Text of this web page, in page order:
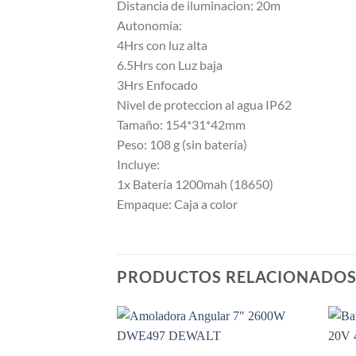
Distancia de iluminacion: 20m
Autonomia:
4Hrs con luz alta
6.5Hrs con Luz baja
3Hrs Enfocado
Nivel de proteccion al agua IP62
Tamaño: 154*31*42mm
Peso: 108 g (sin batería)
Incluye:
1x Batería 1200mah (18650)
Empaque: Caja a color
PRODUCTOS RELACIONADOS